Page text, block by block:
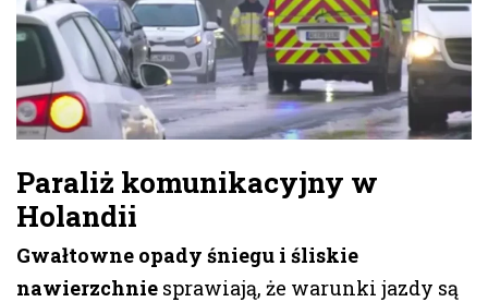
Paraliż komunikacyjny w
Holandii
Gwałtowne opady śniegu i śliskie
nawierzchnie sprawiają, że warunki jazdy są